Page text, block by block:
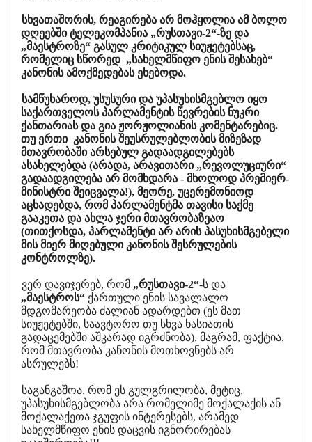
სხვათაშორის, რეაგირება არ მოჰყოლია ამ ბოლო
დღეებში ტელეკომპანია „რუსთავი-2“-ზე და
„მაესტროზე“ გასულ კრიტიკულ სიუჟეტებსაც,
რომელიც სწორედ „სახელმწიფო ენის შესახებ“
კანონის ამოქმედებას ეხებოდა.
სამწუხაროდ, უსუსური და უპასუხისმგებლო იყო
საქართველოს პარლამენტის წევრების ნუკრი
ქანთარიას და გია ჟორჟოლიანის კომენტარებიც.
თუ ერთი კანონის შეუსრულებლობის მიზეზად
მთავრობაში არსებულ გადაადგილებებს
ასახელებდა (არადა, არავითარი „რევოლუციური“
გადაადგილება არ მომხდარა - მხოლოდ პრემიერ-
მინისტრი შეიცვალა!), მეორე, უცერემონიოდ
აცხადებდა, რომ პარლამენტმა თავისი საქმე
გააკეთა და ახლა ჯერი მთავრობაზეაო
(თითქოსდა, პარლამენტი არ არის პასუხისმგებელი
მის მიერ მიღებული კანონის შესრულების
კონტროლზე).
ვერ დავიჯერებ, რომ „რუსთავი-2“-ს და
„მაესტროს“ ქართული ენის სავალალო
მდგომარეობა ძალიან ადარდებთ (ეს მათ
სიუჟეტებში, საავტორო თუ სხვა ხასიათის
გადაცემებში აშკარად იგრძნობა), მაგრამ, ფაქტია,
რომ მთავრობა კანონის მოთხოვნებს არ
ასრულებს!
საგანგაშოა, რომ ეს გულგრილობა, მეტიც,
უპასუხისმგებლობა არა რომელიმე მოქალაქის ან
მოქალაქეთა ჯგუფის ინტერესებს, არამედ
სახელმწიფო ენის დაცვის იგნორირებას